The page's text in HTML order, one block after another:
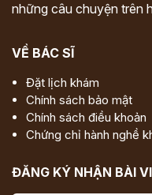
những câu chuyện trên
VỀ BÁC SĨ
Đặt lịch khám
Chính sách bảo mật
Chính sách điều khoản
Chứng chỉ hành nghề
ĐĂNG KÝ NHẬN BÀI